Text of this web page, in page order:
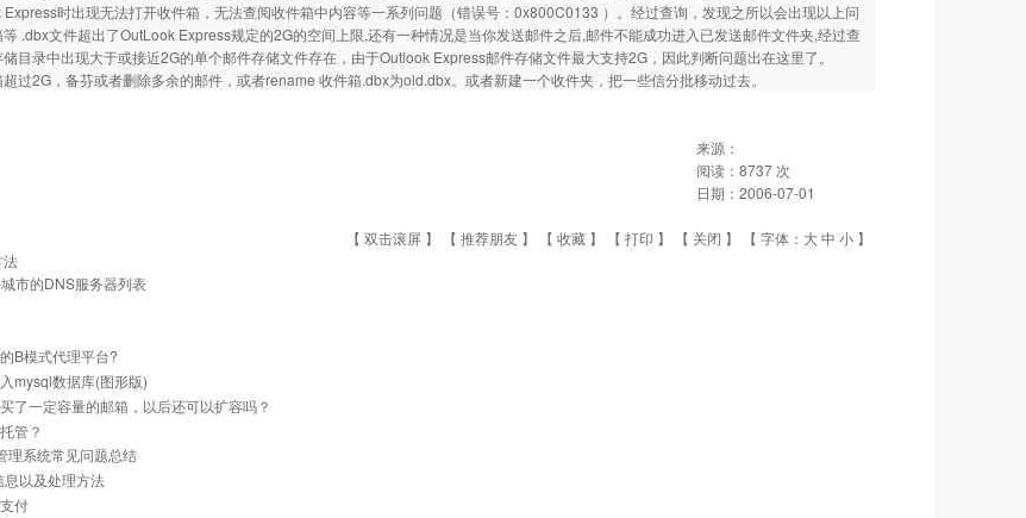
Express时出现无法打开收件箱，无法查阅收件箱中内容等一系列问题（错误号：0x800C0133 ）。经过查询，发现之所以会出现以上问
.dbx文件超出了OutLook Express规定的2G的空间上限,还有一种情况是当你发送邮件之后,邮件不能成功进入已发送邮件文件夹,经过查
目录中出现大于或接近2G的单个邮件存储文件存在，由于Outlook Express邮件存储文件最大支持2G，因此判断问题出在这里了。
过2G，备芬或者删除多余的邮件，或者rename 收件箱.dbx为old.dbx。或者新建一个收件夹，把一些信分批移动过去。
来源：
阅读： 8737 次
日期： 2006-07-01
【 双击滚屏 】 【 推荐朋友 】 【 收藏 】 【 打印 】 【 关闭 】 【 字体： 大中 小 】
法
市的DNS服务器列表
B模式代理平台?
mysql数据库(图形版)
了一定容量的邮箱，以后还可以扩容吗？
管？
理系统常见问题总结
以及处理方法
付